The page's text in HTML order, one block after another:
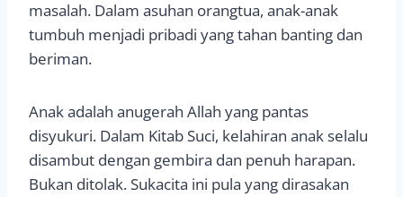
masalah. Dalam asuhan orangtua, anak-anak
tumbuh menjadi pribadi yang tahan banting dan
beriman.
Anak adalah anugerah Allah yang pantas
disyukuri. Dalam Kitab Suci, kelahiran anak selalu
disambut dengan gembira dan penuh harapan.
Bukan ditolak. Sukacita ini pula yang dirasakan